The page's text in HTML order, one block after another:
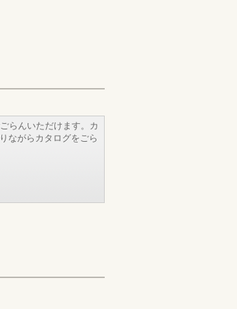
らんいただけます。カ
ながらカタログをごら